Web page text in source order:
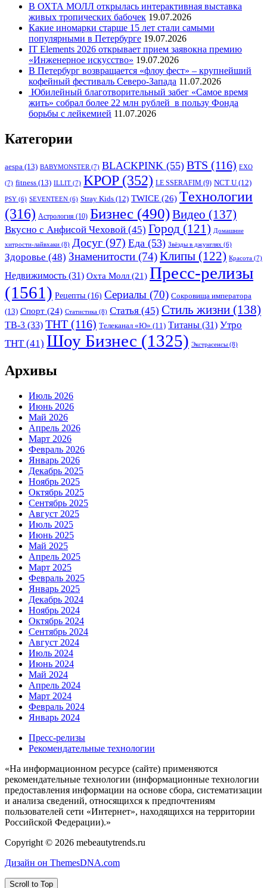
В ОХТА МОЛЛ открылась интерактивная выставка
живых тропических бабочек 19.07.2026
Какие иномарки старше 15 лет стали самыми
популярными в Петербурге 19.07.2026
IT Elements 2026 открывает прием заявокна премию
«Инженерное искусство» 19.07.2026
В Петербург возвращается «флоу фест» – крупнейший
кофейный фестиваль Северо-Запада 11.07.2026
Юбилейный благотворительный забег «Самое время
жить» собрал более 22 млн рублей в пользу Фонда
борьбы с лейкемией 11.07.2026
Категории
aespa (13) BABYMONSTER(7) BLACKPINK (55) BTS (116) EXO
(7) fitness (13) ILLIT (7) KPOP(352) LE SSERAFIM (9) NCT U (12)
PSY (6) SEVENTEEN (6) Stray Kids (12) TWICE (26) Tехнологии
(316) Астрология (10) Бизнес (490)Видео (137)
Вкусно с Анфисой Чеховой (45) Город (121) Домашние
хитрости-лайвхаки (8) Досуг (97) Еда (53) Звёзды в джунглях (6)
Здоровье (48) Знаменитости (74)Клипы (122) Красота (7)
Недвижимость (31) Охта Молл (21) Пресс-релизы
(1561) Рецепты (16) Сериалы (70) Сокровища императора
(13) Спорт (24) Статистика (8) Статья (45) Стиль жизни (138)
ТВ-3 (33) ТНТ (116) Телеканал «Ю» (11) Титаны (31) Утро
ТНТ(41) Шоу Бизнес (1325) Экстрасенсы (8)
Архивы
Июль 2026
Июнь 2026
Май 2026
Апрель 2026
Март 2026
Февраль 2026
Январь 2026
Декабрь 2025
Ноябрь 2025
Октябрь 2025
Сентябрь 2025
Август 2025
Июль 2025
Июнь 2025
Май 2025
Апрель 2025
Март 2025
Февраль 2025
Январь 2025
Декабрь 2024
Ноябрь 2024
Октябрь 2024
Сентябрь 2024
Август 2024
Июль 2024
Июнь 2024
Май 2024
Апрель 2024
Март 2024
Февраль 2024
Январь 2024
Пресс-релизы
Рекомендательные технологии
«На информационном ресурсе (сайте) применяются
рекомендательные технологии (информационные технологии
предоставления информации на основе сбора, систематизации
и анализа сведений, относящихся к предпочтениям
пользователей сети «Интернет», находящихся на территории
Российской Федерации).»
Copyright © 2026 mebeautytrends.ru
Дизайн он ThemesDNA.com
Scroll to Top